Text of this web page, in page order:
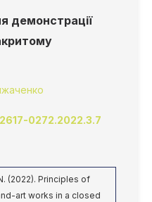
демонстрації
0272.2022.3.7
(2022). Principles of
art works in a closed